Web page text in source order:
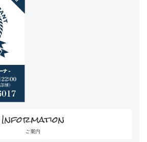
Information
ご案内